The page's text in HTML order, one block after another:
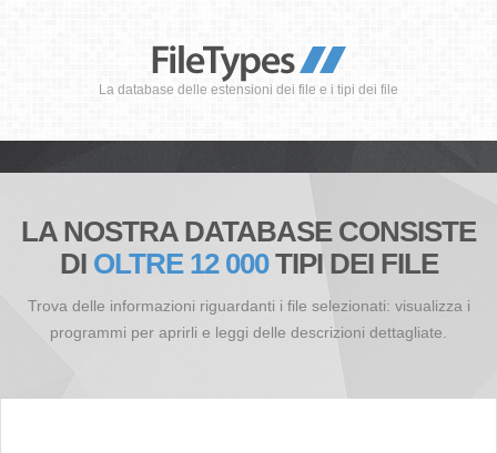
La database delle estensioni dei file e i tipi dei file
LA NOSTRA DATABASE CONSISTE
DI OLTRE 12 000TIPI DEI FILE
Trova delle informazioni riguardanti i file selezionati: visualizza i
programmi per aprirli e leggi delle descrizioni dettagliate.